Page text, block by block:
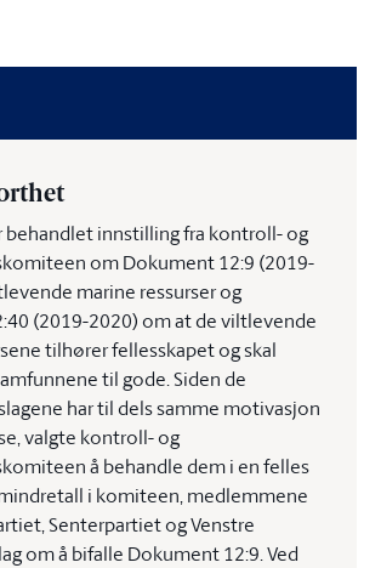
behandlet innstilling fra kontroll- og
om Dokument 12:9 (2019-
marine ressurser og
(2019-2020) om at de viltlevende
tilhører fellesskapet og skal
til gode. Siden de
har til dels samme motivasjon
valgte kontroll- og
å behandle dem i en felles
i komiteen, medlemmene
Senterpartiet og Venstre
om å bifalle Dokument 12:9. Ved